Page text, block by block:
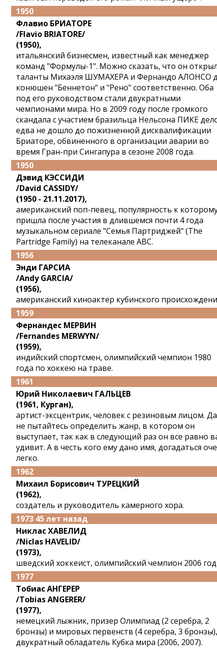
1950
Флавио БРИАТОРЕ
/Flavio BRIATORE/
(1950),
итальянский бизнесмен, известный как менеджер
команд "Формулы-1". Можно сказать, что он
таланты Михаэля ШУМАХЕРА и Фернандо АЛОНСО
конюшен "Беннетон" и "Рено" соответственно. Оба
под его руководством стали двукратными
чемпионами мира. Но в 2009 году после громкого
скандала с участием бразильца Нельсона ПИКЕ
едва не дошло до пожизненной дисквалификации
Бриаторе, обвиненного в организации аварии во
время Гран-при Сингапура в сезоне 2008 года.
1950
Дэвид КЭССИДИ
/David CASSIDY/
(1950 - 21.11.2017),
американский поп-певец, популярность к
пришла после участия в длившемся почти 4 года
музыкальном сериале "Семья Партриджей" (The
Partridge Family) на телеканале ABC.
1956
Энди ГАРСИА
/Andy GARCIA/
(1956),
американский киноактер кубинского
1959
Фернандес МЕРВИН
/Fernandes MERWYN/
(1959),
индийский спортсмен, олимпийский чемпион 1980
года по хоккею на траве.
1961
Юрий Николаевич ГАЛЬЦЕВ
(1961, Курган),
артист-эксцентрик, человек с резиновым лицом.
не пытайтесь определить жанр, в котором он
выступает, так как в следующий раз он все равно
удивит. А в честь кого ему дано имя, догадаться
легко.
1962
Михаил Борисович ТУРЕЦКИЙ
(1962),
создатель и руководитель камерного хора.
1973 45 лет назад
Никлас ХАВЕЛИД
/Niclas HAVELID/
(1973),
шведский хоккеист, олимпийский чемпион 2006
1977
Тобиас АНГЕРЕР
/Tobias ANGERER/
(1977),
немецкий лыжник, призер Олимпиад (2 серебра, 2
бронзы) и мировых первенств (4 серебра, 3 бронзы),
двукратный обладатель Кубка мира (2006, 2007).